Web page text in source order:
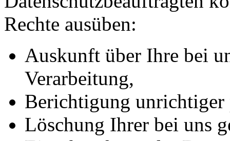
Rechte ausüben:
Auskunft über Ihre bei
Verarbeitung,
Berichtigung unrichtiger
Löschung Ihrer bei uns